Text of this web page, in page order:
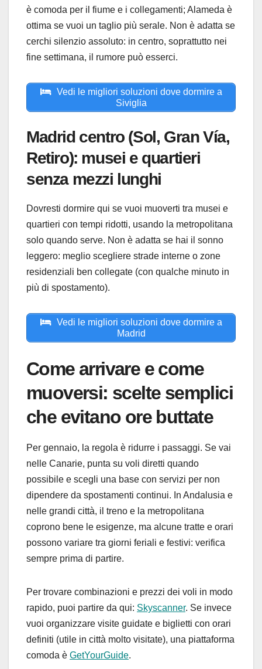
è comoda per il fiume e i collegamenti; Alameda è
ottima se vuoi un taglio più serale. Non è adatta se
cerchi silenzio assoluto: in centro, soprattutto nei
fine settimana, il rumore può esserci.
Vedi le migliori soluzioni dove dormire a
Siviglia
Madrid centro (Sol, Gran Vía,
Retiro): musei e quartieri
senza mezzi lunghi
Dovresti dormire qui se vuoi muoverti tra musei e
quartieri con tempi ridotti, usando la metropolitana
solo quando serve. Non è adatta se hai il sonno
leggero: meglio scegliere strade interne o zone
residenziali ben collegate (con qualche minuto in
più di spostamento).
Vedi le migliori soluzioni dove dormire a
Madrid
Come arrivare e come
muoversi: scelte semplici
che evitano ore buttate
Per gennaio, la regola è ridurre i passaggi. Se vai
nelle Canarie, punta su voli diretti quando
possibile e scegli una base con servizi per non
dipendere da spostamenti continui. In Andalusia e
nelle grandi città, il treno e la metropolitana
coprono bene le esigenze, ma alcune tratte e orari
possono variare tra giorni feriali e festivi: verifica
sempre prima di partire.
Per trovare combinazioni e prezzi dei voli in modo
rapido, puoi partire da qui: Skyscanner. Se invece
vuoi organizzare visite guidate e biglietti con orari
definiti (utile in città molto visitate), una piattaforma
comoda è GetYourGuide.